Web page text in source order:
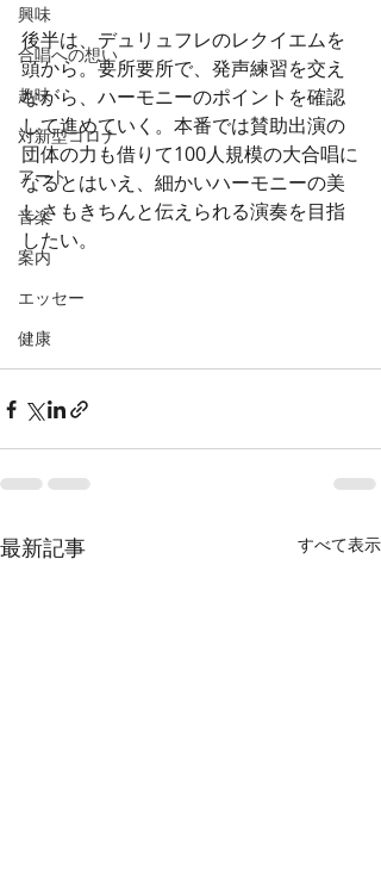
興味
合唱への想い
趣味
対新型コロナ
アート
音楽
案内
エッセー
健康
後半は、デュリュフレのレクイエムを
頭から。要所要所で、発声練習を交え
ながら、ハーモニーのポイントを確認
して進めていく。本番では賛助出演の
団体の力も借りて100人規模の大合唱に
なるとはいえ、細かいハーモニーの美
しさもきちんと伝えられる演奏を目指
したい。
最新記事 すべて表示